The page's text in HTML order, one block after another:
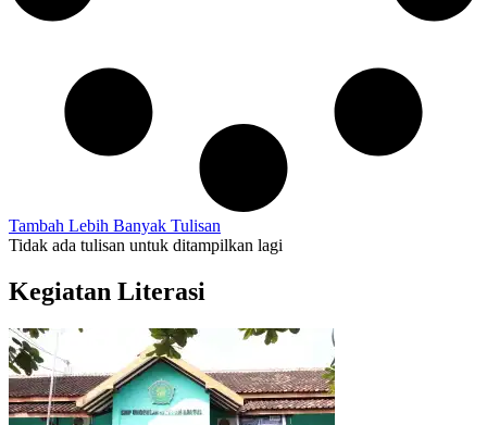
Tambah Lebih Banyak Tulisan
Tidak ada tulisan untuk ditampilkan lagi
Kegiatan Literasi